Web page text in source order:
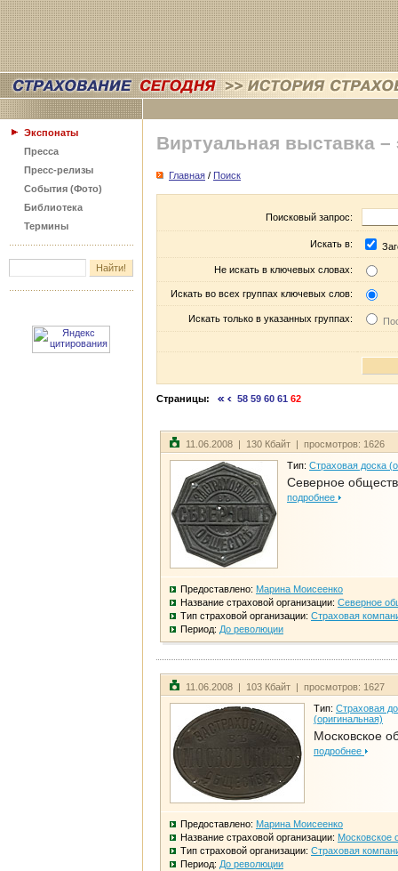
Экспонаты
Пресса
Пресс-релизы
События (Фото)
Библиотека
Термины
Виртуальная выставка –
Главная / Поиск
Поисковый запрос:
Искать в:
Не искать в ключевых словах:
Искать во всех группах ключевых слов:
Искать только в указанных группах:
Страницы: 58 59 60 61 62
11.06.2008 | 130 Кбайт | просмотров: 1626
Тип: Страховая доска
Северное
подробнее
Предоставлено: Марина Моисеенко
Название страховой организации: Северное
Тип страховой организации: Страховая
Период: До революции
11.06.2008 | 103 Кбайт | просмотров: 1627
Тип: Страховая
(оригинальная)
Московское
подробнее
Предоставлено: Марина Моисеенко
Название страховой организации: Московское
Тип страховой организации: Страховая
Период: До революции